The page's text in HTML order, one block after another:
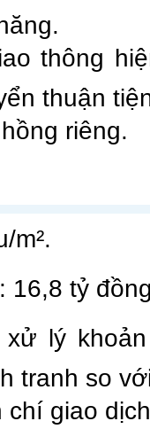
thông
thuận
riêng.
m².
16,8 tỷ
lý
tranh so
giao